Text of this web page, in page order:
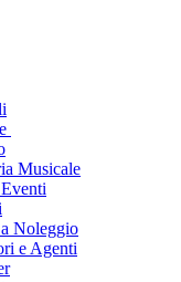
Musicale
Noleggio
e Agenti